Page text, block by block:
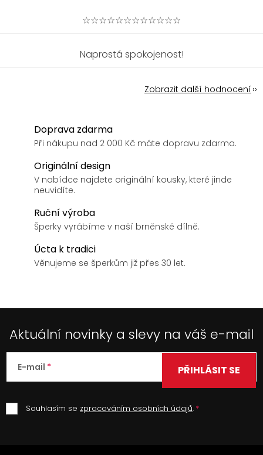
☆☆☆☆☆☆☆☆☆☆☆☆
Naprostá spokojenost!
Zobrazit další hodnocení
Doprava zdarma
Při nákupu nad 2 000 Kč máte dopravu zdarma.
Originální design
V nabídce najdete originální kousky, které jinde
neuvidíte.
Ruční výroba
Šperky vyrábíme v naší brněnské dílně.
Úcta k tradici
Věnujeme se šperkům již přes 30 let.
Aktuální novinky a slevy na váš e-mail
E-mail
Souhlasím se zpracováním osobních údajů.
PŘIHLÁSIT SE